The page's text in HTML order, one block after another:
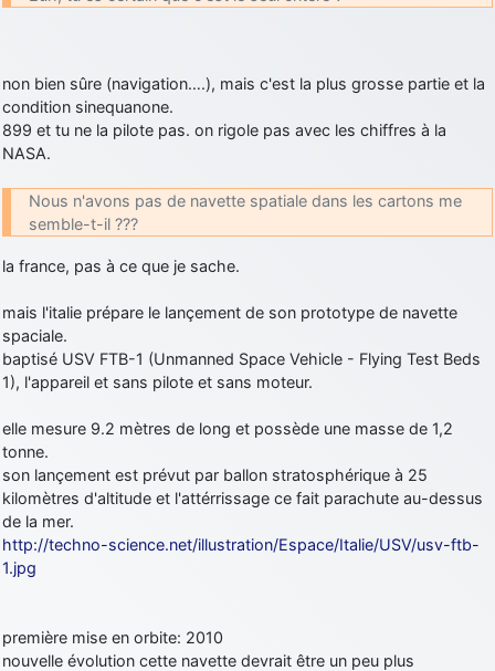
comme le Prytanée dans la Sarthe, ça ne peut pas faire de mal !
d9pouces
: C'est plutôt après le lycée, voire après une prépa
scientifique, tu as donc encore un peu de temps devant toi
passionnée par l'aviation militaire , pourrais je savoir que faire après
le lycée pour s'orienter et pouvoir devenir officier de l'armée de l'air?
les photo des anciens appareils de l'armée de l'air de la haute -volta
d9pouces
jericho : Pour moi tout est à nouveau OK dirait-on… Merci à toi.
au passage !
d9pouces
: j'ai trouvé un palliatif un peu violent, mais ça devrait aller
un peu mieux
d9pouces
par terre
jericho
d9pouces: Désolé ! Mon filtrage a été un peu trop violent
manifestement
non bien sûre (navigation….), mais c'est la plus grosse partie et la
condition sinequanone.
899 et tu ne la pilote pas. on rigole pas avec les chiffres à la
NASA.
Nous n'avons pas de navette spatiale dans les cartons me
semble-t-il ???
la france, pas à ce que je sache.
mais l'italie prépare le lançement de son prototype de navette
spaciale.
baptisé USV FTB-1 (Unmanned Space Vehicle - Flying Test Beds
1), l'appareil et sans pilote et sans moteur.
elle mesure 9.2 mètres de long et possède une masse de 1,2
tonne.
son lançement est prévut par ballon stratosphérique à 25
kilomètres d'altitude et l'attérrissage ce fait parachute au-dessus
de la mer.
http://techno-science.net/illustration/Espace/Italie/USV/usv-ftb-
1.jpg
première mise en orbite: 2010
nouvelle évolution cette navette devrait être un peu plus